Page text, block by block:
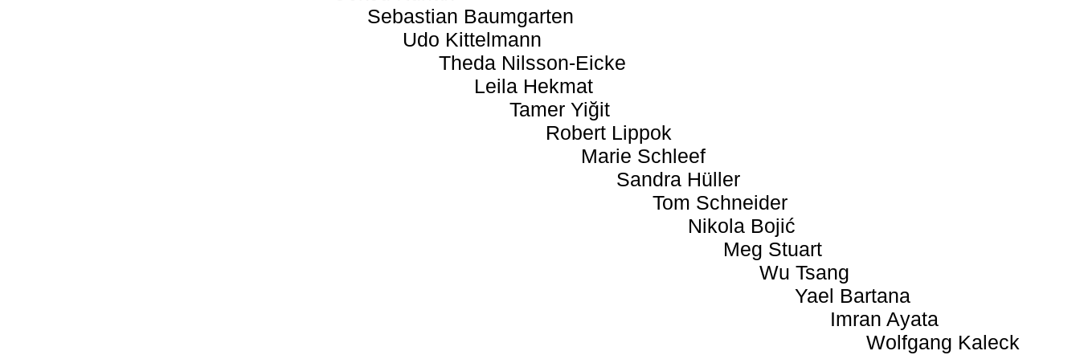
Sebastian Baumgarten
Udo Kittelmann
Theda Nilsson-Eicke
Leila Hekmat
Tamer Yiğit
Robert Lippok
Marie Schleef
Sandra Hüller
Tom Schneider
Nikola Bojić
Meg Stuart
Wu Tsang
Yael Bartana
Imran Ayata
Wolfgang Kaleck